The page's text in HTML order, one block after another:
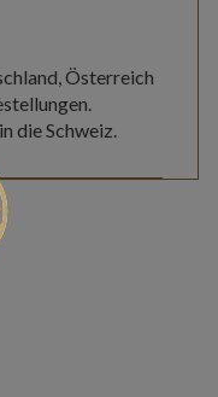
Österreich
die Schweiz.